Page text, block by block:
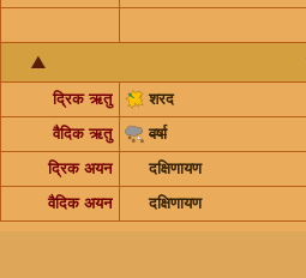
द्रिक ऋतु शरद
वैदिक ऋतु
वर्षा
द्रिक अयन
दक्षिणायण
वैदिक अयन
दक्षिणायण